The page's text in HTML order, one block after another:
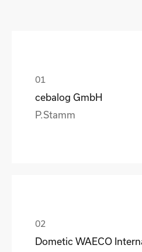
cebalog GmbH
P.Stamm
Dometic WAECO